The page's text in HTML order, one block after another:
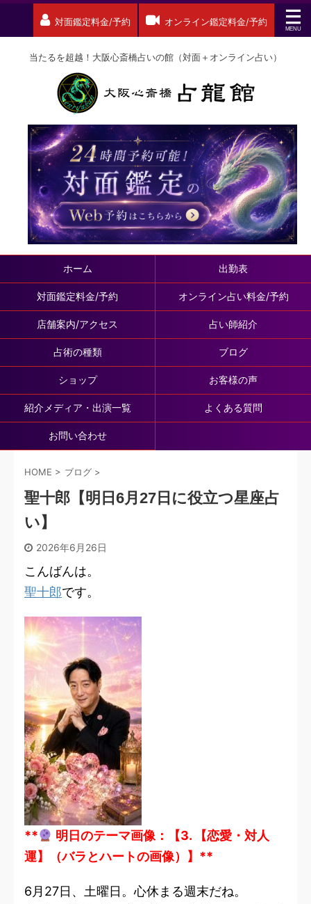
対面鑑定料金/予約 オンライン鑑定料金/予約
当たるを超越！大阪心斎橋占いの館（対面＋オンライン占い）
ホーム 出勤表
対面鑑定料金/予約 オンライン占い料金/予約
店舗案内/アクセス 占い師紹介
占術の種類 ブログ
ショップ お客様の声
紹介メディア・出演一覧 よくある質問
お問い合わせ
HOME > ブログ >
聖十郎【明日6月27日に役立つ星座占
い】
2026年6月26日
こんばんは。
聖十郎です。
**
明日のテーマ画像：【3. 【恋愛・対人
運】（バラとハートの画像）】**
6月27日、土曜日。心休まる週末だね。